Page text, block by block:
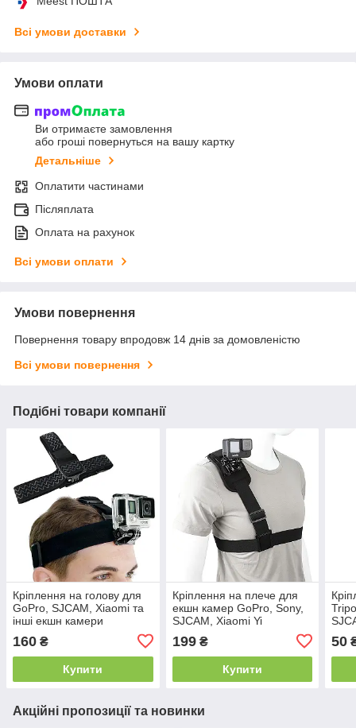
Всі умови доставки
Умови оплати
Ви отримаєте замовлення
або гроші повернуться на вашу картку
Детальніше
Оплатити частинами
Післяплата
Оплата на рахунок
Всі умови оплати
Умови повернення
Повернення товару впродовж 14 днів за домовленістю
Всі умови повернення
Подібні товари компанії
Кріплення на голову для
GoPro, SJCAM, Xiaomi та
інші екшн камери
160 ₴
Купити
Кріплення на плече для
екшн камер GoPro, Sony,
SJCAM, Xiaomi Yi
199₴
Купити
50
Акційні пропозиції та новинки